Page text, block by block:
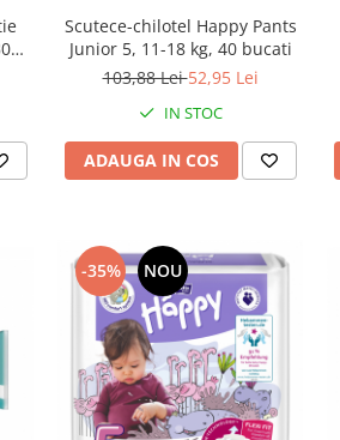
Scutece-chilotel Happy Pants
Junior 5, 11-18 kg, 40 bucati
103,88 Lei52,95 Lei
IN STOC
ADAUGA IN COS
-35% NOU